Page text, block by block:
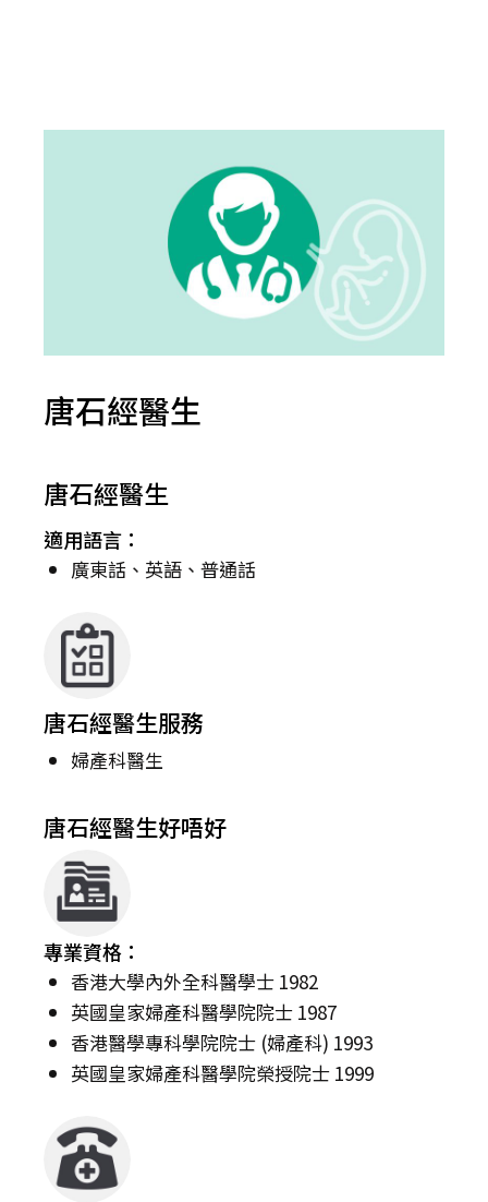
唐石經醫生
唐石經醫生
適用語言：
廣東話、英語、普通話
唐石經醫生服務
婦產科醫生
唐石經醫生好唔好
專業資格：
香港大學內外全科醫學士 1982
英國皇家婦產科醫學院院士 1987
香港醫學專科學院院士 (婦產科) 1993
英國皇家婦產科醫學院榮授院士 1999